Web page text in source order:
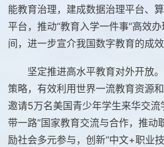
能教育治理，建成数据治理平台、
平台，推动“教育入学一件事”高效
间，进一步宣介我国数字教育的成效
坚定推进高水平教育对外开放
策略，有效利用世界一流教育资源
邀请5万名美国青少年学生来华交流
带一路”国家教育交流与合作，推动
励社会多元参与，创新“中文+职业